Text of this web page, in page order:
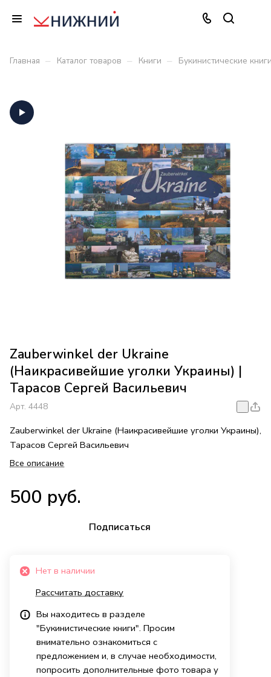
Главная – Каталог товаров – Книги – Букинистические
Zauberwinkel der Ukraine
(Наикрасивейшие уголки Украины) |
Тарасов Сергей Васильевич
Арт. 4448
Zauberwinkel der Ukraine (Наикрасивейшие уголки Украины),
Тарасов Сергей Васильевич
Все описание
500 руб.
Подписаться
Нет в наличии
Рассчитать доставку
Вы находитесь в разделе
"Букинистические книги". Просим
внимательно ознакомиться с
предложением и, в случае необходимости,
попросить дополнительные фото товара у